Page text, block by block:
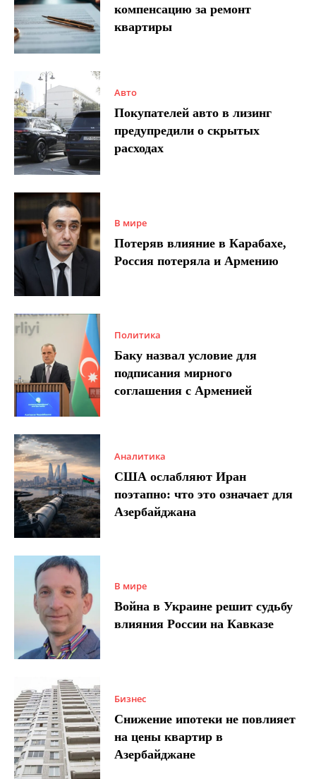
компенсацию за ремонт
квартиры
Авто
Покупателей авто в лизинг
предупредили о скрытых
расходах
В мире
Потеряв влияние в Карабахе,
Россия потеряла и Армению
Политика
Баку назвал условие для
подписания мирного
соглашения с Арменией
Аналитика
США ослабляют Иран
поэтапно: что это означает для
Азербайджана
В мире
Война в Украине решит судьбу
влияния России на Кавказе
Бизнес
Снижение ипотеки не повлияет
на цены квартир в
Азербайджане